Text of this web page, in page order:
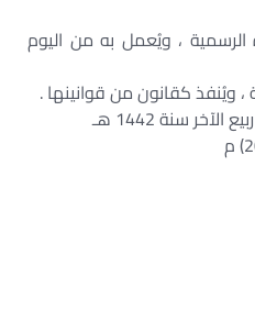
الرسمية ، ويُعمل به من اليوم
، ويُنفذ كقانون من قوانينها .